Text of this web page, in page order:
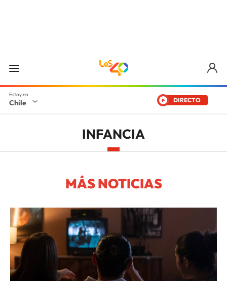
Chile DIRECTO
INFANCIA
MÁS NOTICIAS